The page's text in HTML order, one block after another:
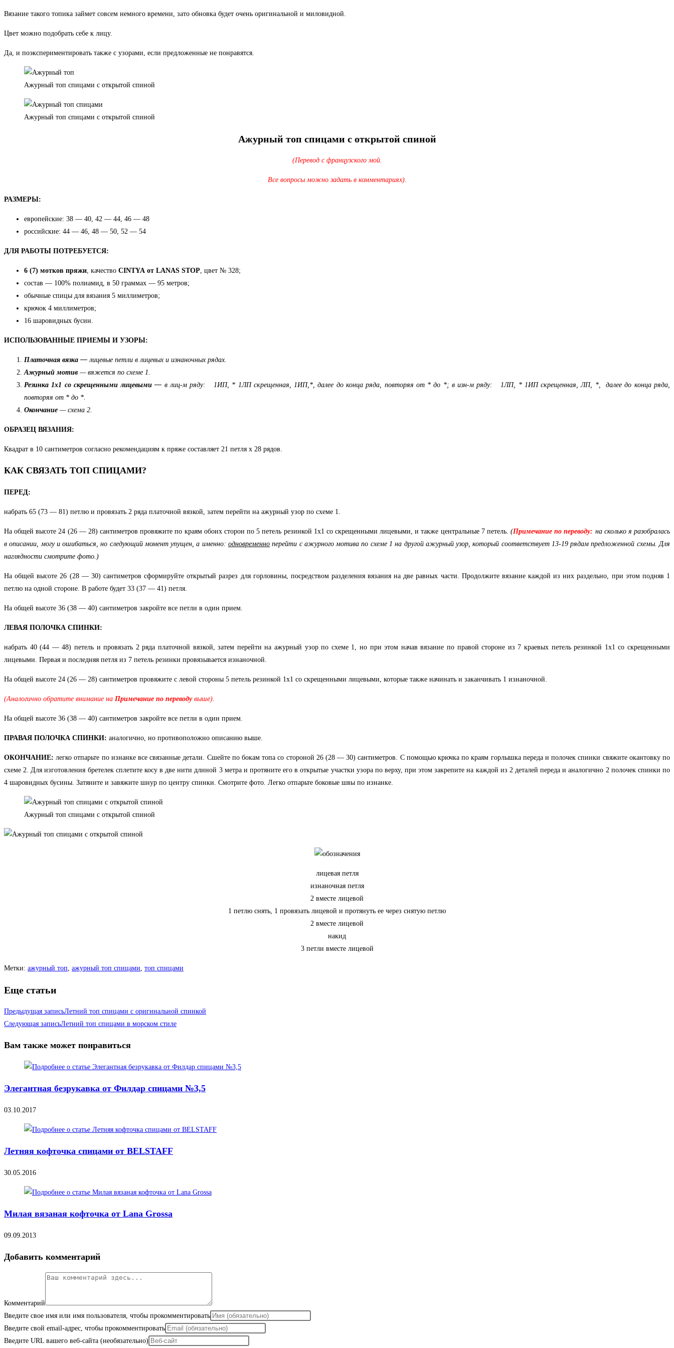
Вязание такого топика займет совсем немного времени, зато обновка будет очень оригинальной и миловидной.
Цвет можно подобрать себе к лицу.
Да, и поэкспериментировать также с узорами, если предложенные не понравятся.
Ажурный топ спицами с открытой спиной
Ажурный топ спицами с открытой спиной
Ажурный топ спицами с открытой спиной
(Перевод с французского мой.
Все вопросы можно задать в комментариях).
РАЗМЕРЫ:
европейские: 38 — 40, 42 — 44, 46 — 48
российские: 44 — 46, 48 — 50, 52 — 54
ДЛЯ РАБОТЫ ПОТРЕБУЕТСЯ:
6 (7) мотков пряжи, качество CINTYA от LANAS STOP, цвет № 328;
состав — 100% полиамид, в 50 граммах — 95 метров;
обычные спицы для вязания 5 миллиметров;
крючок 4 миллиметров;
16 шаровидных бусин.
ИСПОЛЬЗОВАННЫЕ ПРИЕМЫ И УЗОРЫ:
Платочная вязка —лицевые петли в лицевых и изнаночных рядах.
Ажурный мотив — вяжется по схеме 1.
Резинка 1х1 со скрещенными лицевыми — в лиц-м ряду: 1ИП, * 1ЛП скрещенная, 1ИП,*, далее до конца ряда, повторяя от * до *; в изн-м ряду: 1ЛП, * 1ИП скрещенная, ЛП, *, далее до конца ряда,
повторяя от * до *.
Окончание — схема 2.
ОБРАЗЕЦ ВЯЗАНИЯ:
Квадрат в 10 сантиметров согласно рекомендациям к пряже составляет 21 петля х 28 рядов.
КАК СВЯЗАТЬ ТОП СПИЦАМИ?
ПЕРЕД:
набрать 65 (73 — 81) петлю и провязать 2 ряда платочной вязкой, затем перейти на ажурный узор по схеме 1.
На общей высоте 24 (26 — 28) сантиметров провяжите по краям обоих сторон по 5 петель резинкой 1х1 со скрещенными лицевыми, и также центральные 7 петель.(Примечание по переводу: на сколько я разобралась
в описании, могу и ошибаться, но следующий момент упущен, а именно:одновременно перейти с ажурного мотива по схеме 1 на другой ажурный узор, который соответствует 13-19 рядам предложенной схемы. Для
наглядности смотрите фото.)
На общей высоте 26 (28 — 30) сантиметров сформируйте открытый разрез для горловины, посредством разделения вязания на две равных части. Продолжите вязание каждой из них раздельно, при этом подняв 1
петлю на одной стороне. В работе будет 33 (37 — 41) петля.
На общей высоте 36 (38 — 40) сантиметров закройте все петли в один прием.
ЛЕВАЯ ПОЛОЧКА СПИНКИ:
набрать 40 (44 — 48) петель и провязать 2 ряда платочной вязкой, затем перейти на ажурный узор по схеме 1, но при этом начав вязание по правой стороне из 7 краевых петель резинкой 1х1 со скрещенными
лицевыми. Первая и последняя петля из 7 петель резинки провязывается изнаночной.
На общей высоте 24 (26 — 28) сантиметров провяжите с левой стороны 5 петель резинкой 1х1 со скрещенными лицевыми, которые также начинать и заканчивать 1 изнаночной.
(Аналогично обратите внимание на Примечание по переводувыше).
На общей высоте 36 (38 — 40) сантиметров закройте все петли в один прием.
ПРАВАЯ ПОЛОЧКА СПИНКИ: аналогично, но противоположно описанию выше.
ОКОНЧАНИЕ:легко отпарьте по изнанке все связанные детали. Сшейте по бокам топа со стороной 26 (28 — 30) сантиметров. С помощью крючка по краям горлышка переда и полочек спинки свяжите окантовку по
схеме 2. Для изготовления бретелек сплетите косу в две нити длиной 3 метра и протяните его в открытые участки узора по верху, при этом закрепите на каждой из 2 деталей переда и аналогично 2 полочек спинки по
4 шаровидных бусины. Затяните и завяжите шнур по центру спинки. Смотрите фото. Легко отпарьте боковые швы по изнанке.
Ажурный топ спицами с открытой спиной
лицевая петля
изнаночная петля
2 вместе лицевой
1 петлю снять, 1 провязать лицевой и протянуть ее через снятую петлю
2 вместе лицевой
накид
3 петли вместе лицевой
Метки: ажурный топ, ажурный топ спицами, топ спицами
Еще статьи
Предыдущая записьЛетний топ спицами с оригинальной спинкой
Следующая записьЛетний топ спицами в морском стиле
Вам также может понравиться
Элегантная безрукавка от Филдар спицами №3,5
03.10.2017
Летняя кофточка спицами от BELSTAFF
30.05.2016
Милая вязаная кофточка от Lana Grossa
09.09.2013
Добавить комментарий
Комментарий
Введите свое имя или имя пользователя, чтобы прокомментировать
Введите свой email-адрес, чтобы прокомментировать
Введите URL вашего веб-сайта (необязательно)